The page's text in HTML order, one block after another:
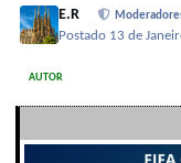
E.R
Postado 13 de
AUTOR